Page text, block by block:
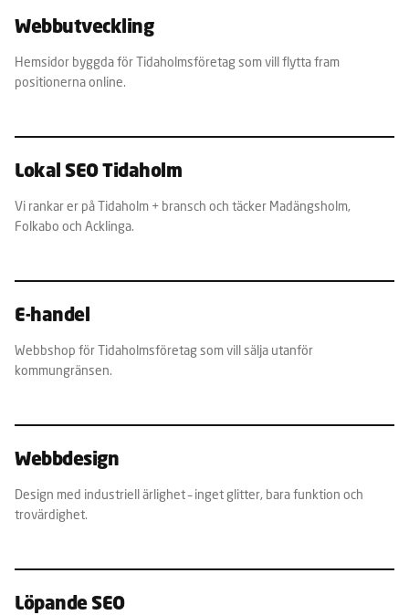
Webbutveckling
Hemsidor byggda för Tidaholmsföretag som vill flytta fram
positionerna online.
Lokal SEO Tidaholm
Vi rankar er på Tidaholm + bransch och täcker Madängsholm,
Folkabo och Acklinga.
E-handel
Webbshop för Tidaholmsföretag som vill sälja utanför
kommungränsen.
Webbdesign
Design med industriell ärlighet – inget glitter, bara funktion och
trovärdighet.
Löpande SEO